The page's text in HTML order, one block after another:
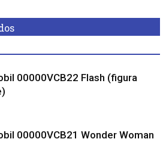
00000VCB22 Flash (figura
00000VCB21 Wonder Woman